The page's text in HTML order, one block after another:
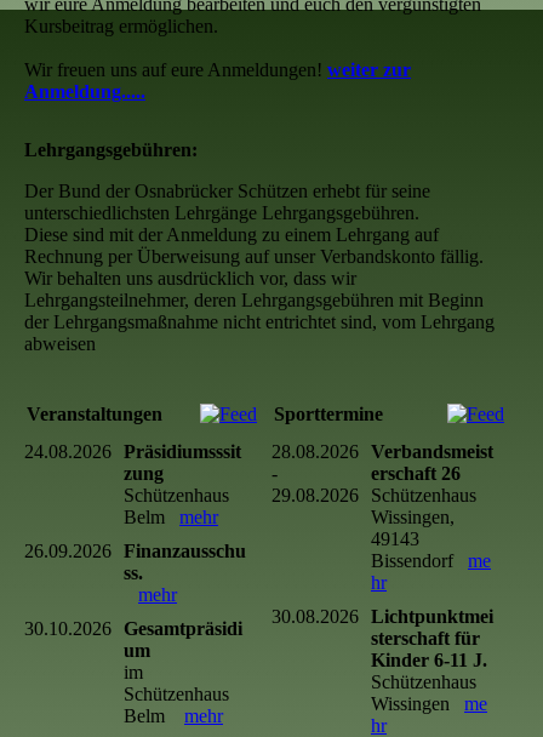
Kursbeitrag ermöglichen.
Wir freuen uns auf eure Anmeldungen! weiter zur
Anmeldung.....
Lehrgangsgebühren:
Der Bund der Osnabrücker Schützen erhebt für seine
unterschiedlichsten Lehrgänge Lehrgangsgebühren.
Diese sind mit der Anmeldung zu einem Lehrgang auf
Rechnung per Überweisung auf unser Verbandskonto fällig.
Wir behalten uns ausdrücklich vor, dass wir
Lehrgangsteilnehmer, deren Lehrgangsgebühren mit Beginn
der Lehrgangsmaßnahme nicht entrichtet sind, vom Lehrgang
abweisen
Veranstaltungen
24.08.2026 Präsidiumsssit
zung
Schützenhaus
Belm mehr
26.09.2026 Finanzausschu
ss.
mehr
30.10.2026
Gesamtpräsidi
um
im
Schützenhaus
Belm mehr
Sporttermine
28.08.2026
-
29.08.2026
Verbandsmeist
erschaft 26
Schützenhaus
Wissingen,
49143
Bissendorf me
hr
30.08.2026 Lichtpunktmei
sterschaft für
Kinder 6-11 J.
Schützenhaus
Wissingen me
hr